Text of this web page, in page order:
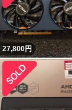
27,800円